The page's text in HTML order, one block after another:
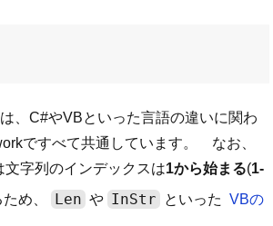
、C#やVBといった言語の違いに関わ
ですべて共通しています。 なお、
字列のインデックスは1から始まる(1-
め、 Len や InStr といった VBの